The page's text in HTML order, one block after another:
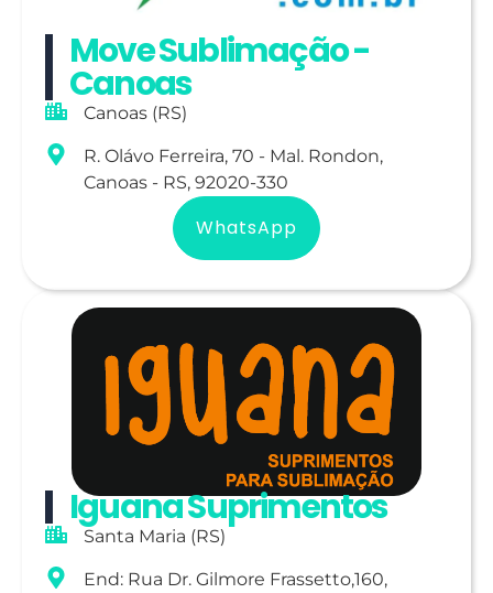
Move Sublimação -
Canoas
Canoas (RS)
R. Olávo Ferreira, 70 - Mal. Rondon,
Canoas - RS, 92020-330
WhatsApp
Iguana Suprimentos
Santa Maria (RS)
End: Rua Dr. Gilmore Frassetto,160,